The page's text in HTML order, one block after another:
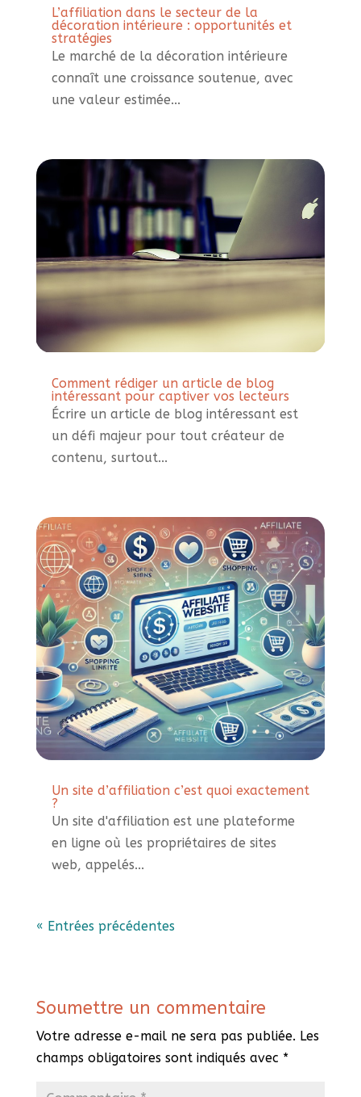
L’affiliation dans le secteur de la
décoration intérieure : opportunités et
stratégies
Le marché de la décoration intérieure
connaît une croissance soutenue, avec
une valeur estimée...
Comment rédiger un article de blog
intéressant pour captiver vos lecteurs
Écrire un article de blog intéressant est
un défi majeur pour tout créateur de
contenu, surtout...
Un site d’affiliation c’est quoi exactement
?
Un site d'affiliation est une plateforme
en ligne où les propriétaires de sites
web, appelés...
« Entrées précédentes
Soumettre un commentaire
Votre adresse e-mail ne sera pas publiée. Les
champs obligatoires sont indiqués avec *